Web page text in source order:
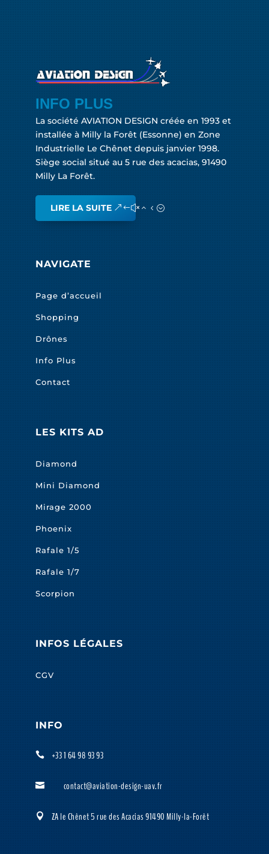
INFO PLUS
La société AVIATION DESIGN créée en 1993 et
installée à Milly la Forêt (Essonne) en Zone
Industrielle Le Chênet depuis janvier 1998.
Siège social situé au 5 rue des acacias, 91490
Milly La Forêt.
LIRE LA SUITE
NAVIGATE
Page d’accueil
Shopping
Drônes
Info Plus
Contact
LES KITS AD
Diamond
Mini Diamond
Mirage 2000
Phoenix
Rafale 1/5
Rafale 1/7
Scorpion
INFOS LÉGALES
CGV
INFO
 +33 1 64 98 93 93
 contact@aviation-design-uav.fr
 ZA le Chênet 5 rue des Acacias 91490 Milly-la-Forêt